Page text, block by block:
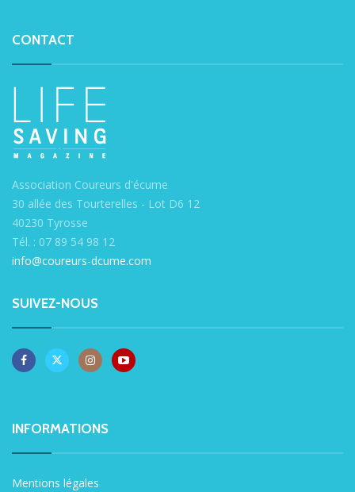
CONTACT
Association Coureurs d'écume
30 allée des Tourterelles - Lot D6 12
40230 Tyrosse
Tél. : 07 89 54 98 12
info@coureurs-dcume.com
SUIVEZ-NOUS
INFORMATIONS
Mentions légales